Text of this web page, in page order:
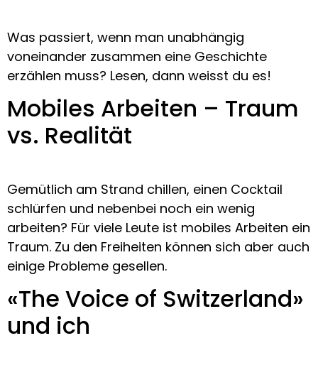
Was passiert, wenn man unabhängig
voneinander zusammen eine Geschichte
erzählen muss? Lesen, dann weisst du es!
Mobiles Arbeiten – Traum
vs. Realität
Gemütlich am Strand chillen, einen Cocktail
schlürfen und nebenbei noch ein wenig
arbeiten? Für viele Leute ist mobiles Arbeiten ein
Traum. Zu den Freiheiten können sich aber auch
einige Probleme gesellen.
«The Voice of Switzerland»
und ich